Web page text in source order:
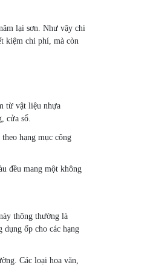
lại sơn. Như vậy chi
kiệm chi phí, mà còn
từ vật liệu nhựa
cửa sổ.
hạng mục công
đều mang một không
thông thường là
ốp cho các hạng
Các loại hoa văn,